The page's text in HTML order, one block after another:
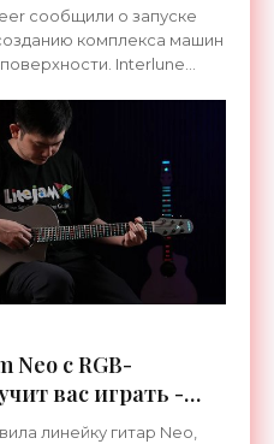
сообщили о запуске
комплекса машин
Interlune
Neo с RGB-
вас играть -
линейку гитар Neo,